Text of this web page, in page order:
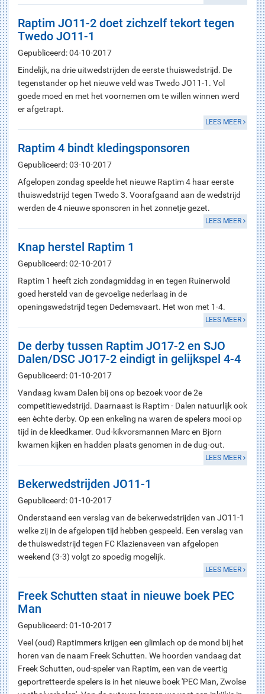
Raptim JO11-2 doet zichzelf tekort tegen
Twedo JO11-1
Gepubliceerd: 04-10-2017
Eindelijk, na drie uitwedstrijden de eerste thuiswedstrijd. De
tegenstander op het nieuwe veld was Twedo JO11-1. Vol
goede moed en met het voornemen om te willen winnen werd
er afgetrapt.
LEES MEER
Raptim 4 bindt kledingsponsoren
Gepubliceerd: 03-10-2017
Afgelopen zondag speelde het nieuwe Raptim 4 haar eerste
thuiswedstrijd tegen Twedo 3. Voorafgaand aan de wedstrijd
werden de 4 nieuwe sponsoren in het zonnetje gezet.
LEES MEER
Knap herstel Raptim 1
Gepubliceerd: 02-10-2017
Raptim 1 heeft zich zondagmiddag in en tegen Ruinerwold
goed hersteld van de gevoelige nederlaag in de
openingswedstrijd tegen Dedemsvaart. Het won met 1-4.
LEES MEER
De derby tussen Raptim JO17-2 en SJO
Dalen/DSC JO17-2 eindigt in gelijkspel 4-4
Gepubliceerd: 01-10-2017
Vandaag kwam Dalen bij ons op bezoek voor de 2e
competitiewedstrijd. Daarnaast is Raptim - Dalen natuurlijk ook
een èchte derby. Op een enkeling na waren de spelers mooi op
tijd in de kleedkamer. Oud-kikvorsmannen Marc en Bjorn
kwamen kijken en hadden plaats genomen in de dug-out.
LEES MEER
Bekerwedstrijden JO11-1
Gepubliceerd: 01-10-2017
Onderstaand een verslag van de bekerwedstrijden van JO11-1
welke zij in de afgelopen tijd hebben gespeeld. Een verslag van
de thuiswedstrijd tegen FC Klazienaveen van afgelopen
weekend (3-3) volgt zo spoedig mogelijk.
LEES MEER
Freek Schutten staat in nieuwe boek PEC
Man
Gepubliceerd: 01-10-2017
Veel (oud) Raptimmers krijgen een glimlach op de mond bij het
horen van de naam Freek Schutten. We hoorden vandaag dat
Freek Schutten, oud-speler van Raptim, een van de veertig
geportretteerde spelers is in het nieuwe boek 'PEC Man, Zwolse